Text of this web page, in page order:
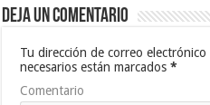
Deja un comentario
Tu dirección de correo
necesarios están marcados*
Comentario